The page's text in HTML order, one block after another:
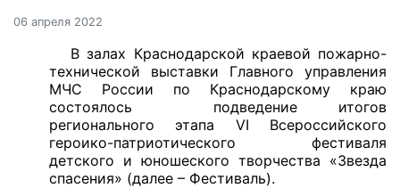
06 апреля 2022
В залах Краснодарской краевой пожарно-
технической выставки Главного управления
МЧС России по Краснодарскому краю
состоялось подведение итогов
регионального этапа VI Всероссийского
героико-патриотического фестиваля
детского и юношеского творчества «Звезда
спасения» (далее – Фестиваль).